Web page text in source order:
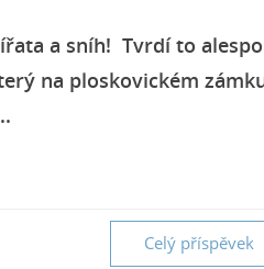
a sníh! Tvrdí to
na ploskovickém
Celý příspěvek